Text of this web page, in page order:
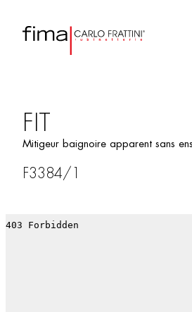
FIT
Mitigeur baignoire apparent sans
F3384/1